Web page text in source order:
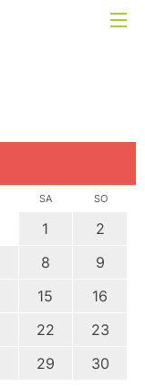
SA SO
1
2
8
9
15
16
22
23
29
30